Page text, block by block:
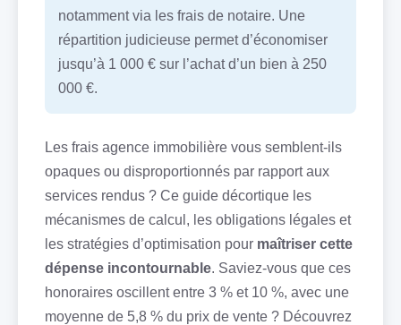
notamment via les frais de notaire. Une
répartition judicieuse permet d’économiser
jusqu’à 1 000 € sur l’achat d’un bien à 250
000 €.
Les frais agence immobilière vous semblent-ils
opaques ou disproportionnés par rapport aux
services rendus ? Ce guide décortique les
mécanismes de calcul, les obligations légales et
les stratégies d’optimisation pour maîtriser cette
dépense incontournable. Saviez-vous que ces
honoraires oscillent entre 3 % et 10 %, avec une
moyenne de 5,8 % du prix de vente ? Découvrez